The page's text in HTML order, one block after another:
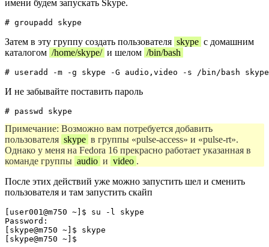
имени будем запускать Skype.
Затем в эту группу создать пользователя skype с домашним
каталогом /home/skype/ и шелом /bin/bash
И не забывайте поставить пароль
Примечание: Возможно вам потребуется добавить
пользователя skype в группы «pulse-access» и «pulse-rt».
Однако у меня на Fedora 16 прекрасно работает указанная в
команде группы audio и video .
После этих действий уже можно запустить шел и сменить
пользователя и там запустить скайп
[user001@m750 ~]$ su -l skype
Password:
[skype@m750 ~]$ skype